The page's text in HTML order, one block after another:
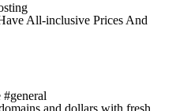
All-inclusive Prices And
and dollars with fresh